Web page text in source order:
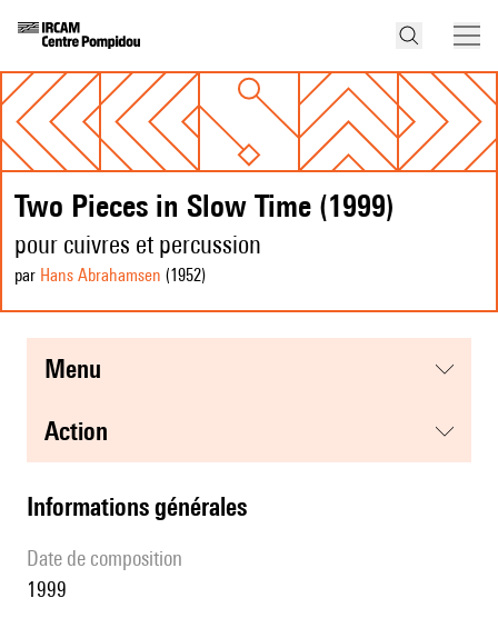
Two Pieces in Slow Time (1999)
pour cuivres et percussion
par Hans Abrahamsen (1952)
menu
action
informations générales
date de composition
1999